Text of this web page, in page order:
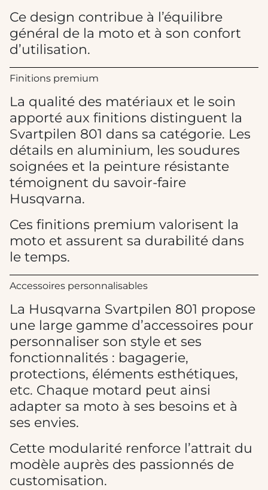
Ce design contribue à l’équilibre
général de la moto et à son confort
d’utilisation.
Finitions premium
La qualité des matériaux et le soin
apporté aux finitions distinguent la
Svartpilen 801 dans sa catégorie. Les
détails en aluminium, les soudures
soignées et la peinture résistante
témoignent du savoir-faire
Husqvarna.
Ces finitions premium valorisent la
moto et assurent sa durabilité dans
le temps.
Accessoires personnalisables
La Husqvarna Svartpilen 801 propose
une large gamme d’accessoires pour
personnaliser son style et ses
fonctionnalités : bagagerie,
protections, éléments esthétiques,
etc. Chaque motard peut ainsi
adapter sa moto à ses besoins et à
ses envies.
Cette modularité renforce l’attrait du
modèle auprès des passionnés de
customisation.